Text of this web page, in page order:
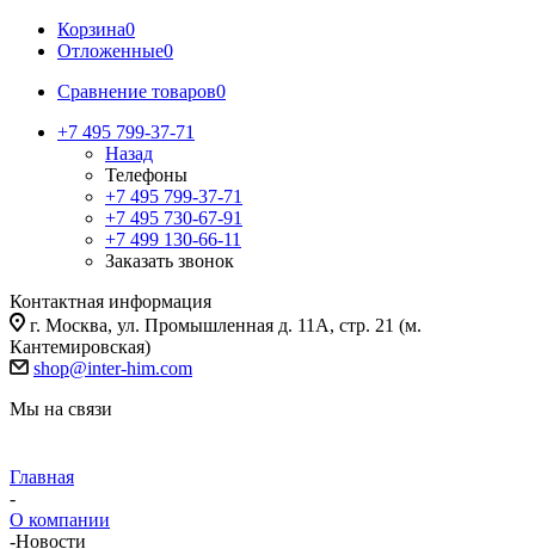
Корзина0
Отложенные0
Сравнение товаров0
+7 495 799-37-71
Назад
Телефоны
+7 495 799-37-71
+7 495 730-67-91
+7 499 130-66-11
Заказать звонок
Контактная информация
г. Москва, ул. Промышленная д. 11А, стр. 21 (м.
Кантемировская)
shop@inter-him.com
Мы на связи
Главная
-
О компании
-Новости